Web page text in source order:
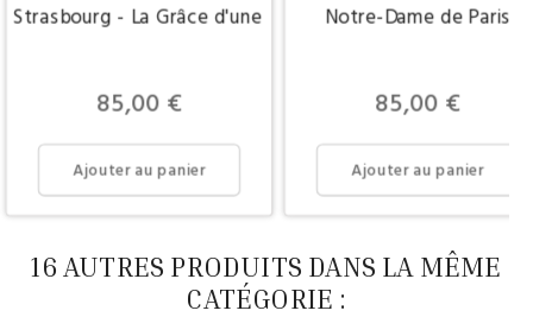
Strasbourg - La Grâce d'une cathédrale
Prix
85,00 €
Ajouter au panier
Notre-Dame de Paris
Prix
85,00 €
Ajouter au panier
16 AUTRES PRODUITS DANS LA MÊME
CATÉGORIE :